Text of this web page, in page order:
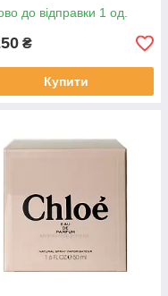
до відправки 1 од.
₴
Купити